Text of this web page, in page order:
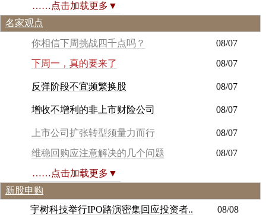
……点击加载更多▼
名家观点
你相信下周挑战四千点吗？
08/07
下周一 ， 真的要来了 08/07
反弹阶段不宜频繁换股 08/07
增收不增利 的非 上市财险公司 08/07
上市公司扩张转型须量力而行
08/07
维稳回购应注意解决的几个问题
08/07
……点击加载更多▼
新股申购
宇树科技举行IPO路演密集回 应投资者.. 08/08